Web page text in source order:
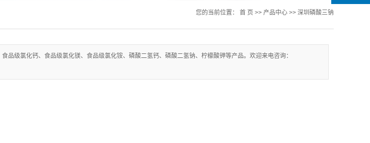
您的当前位置： 首 页 >> 产品中心 >> 深圳磷酸三钠
品级氯化钙、食品级氯化镁、食品级氯化铵、磷酸二氢钙、磷酸二氢钠、柠檬酸钾等产品。欢迎来电咨询：